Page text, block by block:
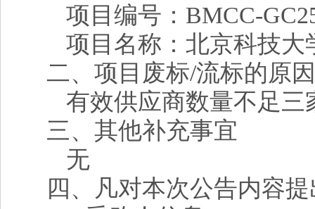
项目编号：BMCC-
项目名称：北京科技
二、 项目废标/流标的原因
有效供应商数量不足
三、其他补充事宜
无
四、凡对本次公告内容